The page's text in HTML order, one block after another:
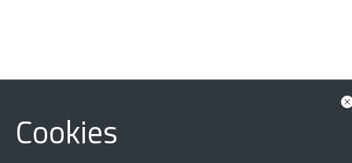
‹›×
Cookies
Dichiarazione di accessibilità